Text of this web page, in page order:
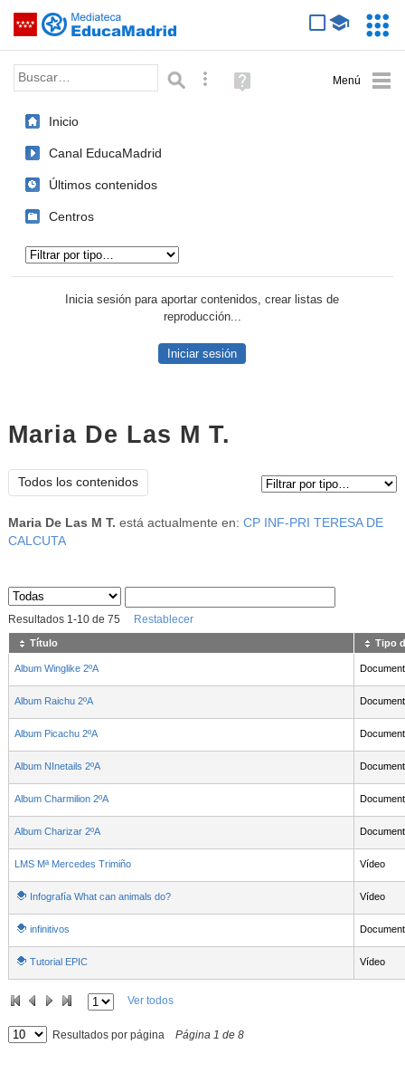
Saltar navegación
Palabra o frase: Búsqueda avanzada
Ayuda
(en
Inicio
Canal EducaMadrid
Últimos contenidos
Centros
Inicia sesión para aportar contenidos, crear listas de
reproducción...
Iniciar sesión
Maria De Las M T.
Todos los contenidos
Maria De Las M T. está actualmente en: CP INF-PRI TERESA DE
CALCUTA
Sus archivos
Resultados 1-10de 75 Restablecer
Título Tipo
Album Winglike 2ºA
Album Raichu 2ºA
Album Picachu 2ºA
Album NInetails 2ºA
Album Charmilion 2ºA
Album Charizar 2ºA
LMS Mª Mercedes Trimiño Vídeo
Infografía What can animals do? Vídeo
infinitivos
Tutorial EPIC Vídeo
Ver todos
Resultados por página Página 1 de 8